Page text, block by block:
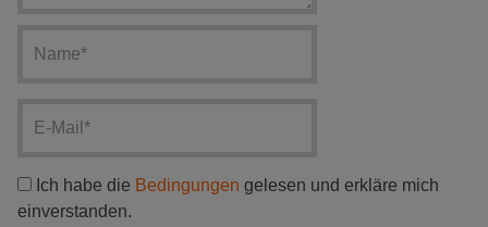
Ich habe die Bedingungen gelesen und erkläre mich
einverstanden.